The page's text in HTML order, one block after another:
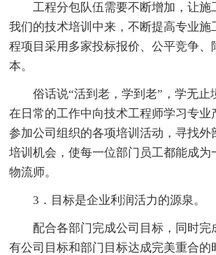
工程分包队伍需要不断增加，让施
我们的技术培训中来，不断提高专业施
程项目采用多家投标报价、公平竞争、
本。
俗话说“活到老，学到老”，学无止
在日常的工作中向技术工程师学习专业
参加公司组织的各项培训活动，寻找外
培训机会，使每一位部门员工都能成为
物流师。
3．目标是企业利润活力的源泉。
配合各部门完成公司目标，同时完
有公司目标和部门目标达成完美重合的